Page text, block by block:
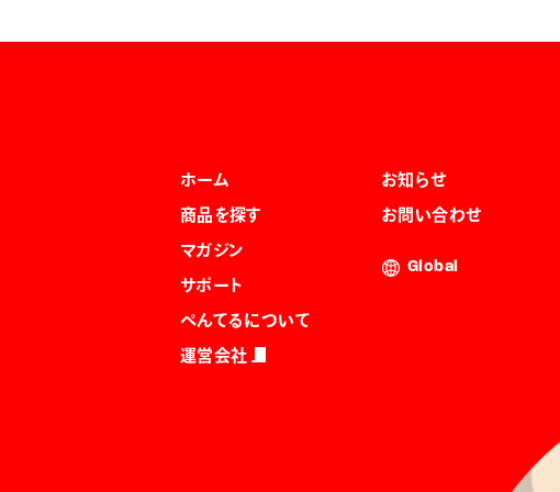
ホーム
商品を探す
マガジン
サポート
ぺんてるについて
運営会社
お知らせ
お問い合わせ
Global